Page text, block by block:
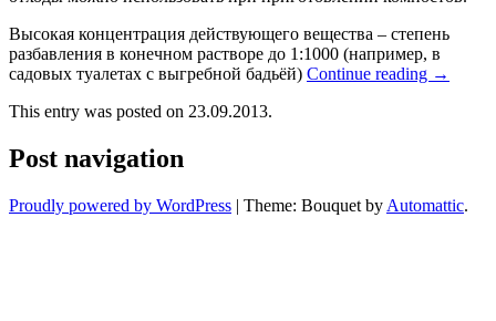
Высокая концентрация действующего вещества – степень
разбавления в конечном растворе до 1:1000 (например, в
садовых туалетах с выгребной бадьёй) Continue reading →
This entry was posted on 23.09.2013.
Post navigation
Proudly powered by WordPress | Theme: Bouquet by Automattic.